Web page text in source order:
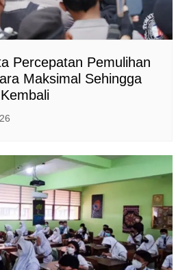
Percepatan Pemulihan
Maksimal Sehingga